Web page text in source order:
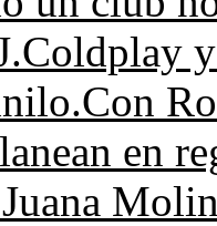
Coldplay
Con
en